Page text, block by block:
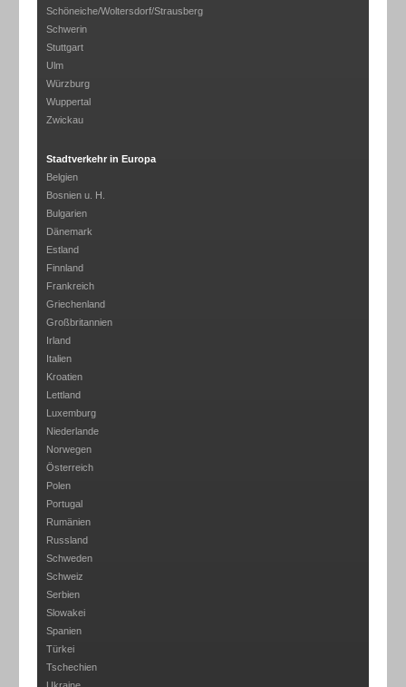
Schöneiche/Woltersdorf/Strausberg
Schwerin
Stuttgart
Ulm
Würzburg
Wuppertal
Zwickau
Stadtverkehr in Europa
Belgien
Bosnien u. H.
Bulgarien
Dänemark
Estland
Finnland
Frankreich
Griechenland
Großbritannien
Irland
Italien
Kroatien
Lettland
Luxemburg
Niederlande
Norwegen
Österreich
Polen
Portugal
Rumänien
Russland
Schweden
Schweiz
Serbien
Slowakei
Spanien
Türkei
Tschechien